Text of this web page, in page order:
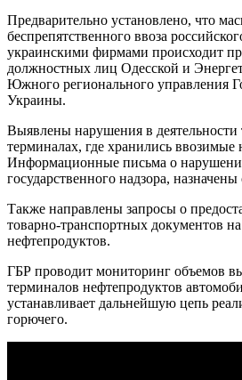
Предварительно установлено, что
беспрепятственного ввоза
украинскими фирмами происходит
должностных лиц Одесской и
Южного регионального управления
Украины.
Выявлены нарушения в
терминалах, где хранились ввозимые
Информационные письма о
государственного надзора,
Также направлены запросы о
товарно-транспортных документов
нефтепродуктов.
ГБР проводит мониторинг объемов
терминалов нефтепродуктов
устанавливает дальнейшую цепь
горючего.